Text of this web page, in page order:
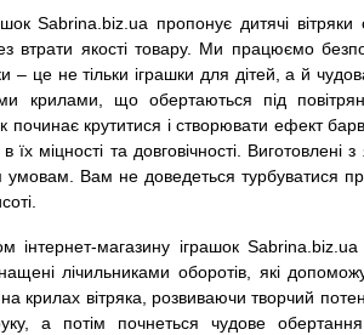
Sabrina.biz.ua пропонує дитячі
втрати якості товару. Ми працюємо
– це не тільки іграшки для дітей, а й
крилами, що обертаються під
починає крутитися і створювати ефект
їх міцності та довговічності.
умовам. Вам не доведеться турбуватися
інтернет-магазину іграшок
лічильниками оборотів, які
крилах вітряка, розвиваючи творчий
а потім почнеться чудове